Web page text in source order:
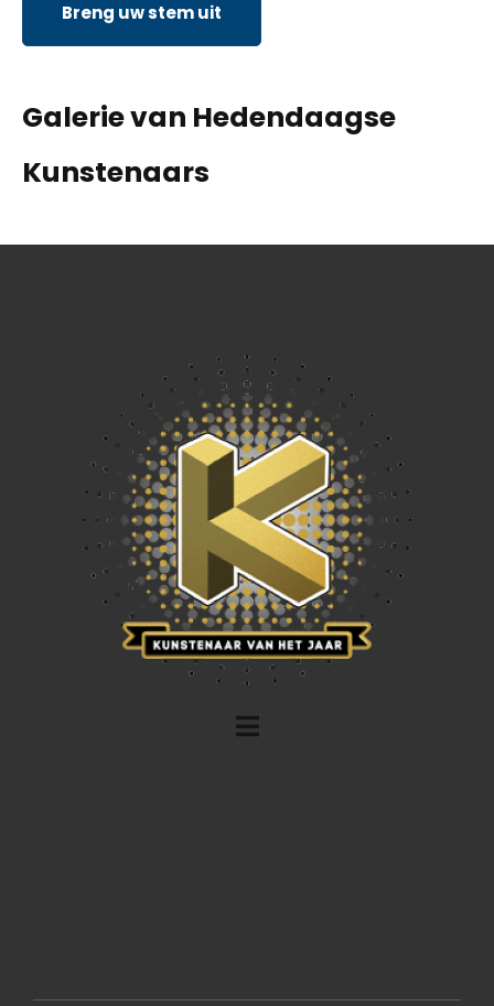
Breng uw stem uit
Galerie van Hedendaagse
Kunstenaars